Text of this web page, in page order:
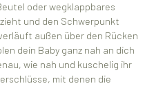
oder wegklappbares
und den Schwerpunkt
außen über den Rücken
dein Baby ganz nah an dich
wie nah und kuschelig ihr
mit denen die